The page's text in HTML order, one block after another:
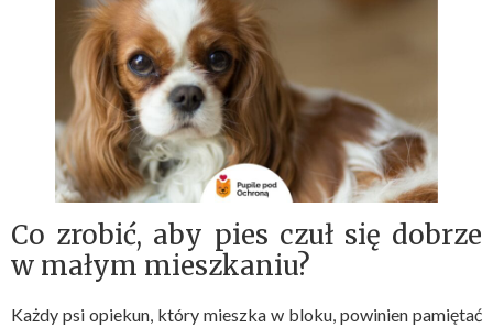
Co zrobić, aby pies czuł się dobrze
w małym mieszkaniu?
Każdy psi opiekun, który mieszka w bloku, powinien pamiętać